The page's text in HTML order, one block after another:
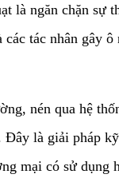
là ngăn chặn sự
tác nhân gây
nén qua hệ
là giải pháp
mại có sử dụng